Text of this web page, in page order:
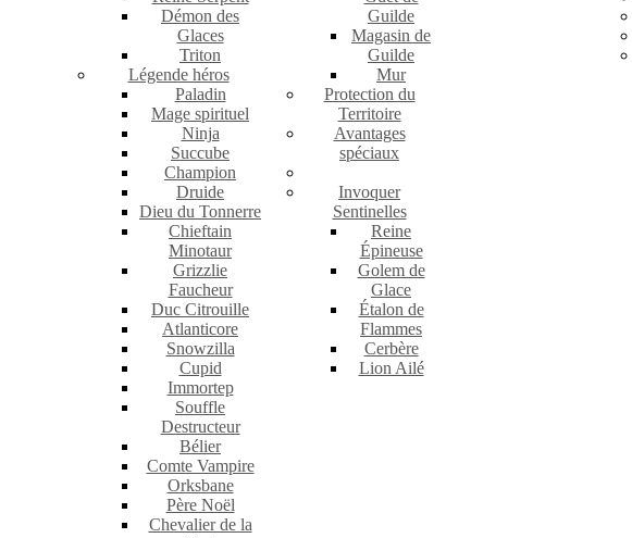
Démon des
Glaces
Triton
Légende héros
Paladin
Mage spirituel
Ninja
Succube
Champion
Druide
Dieu du Tonnerre
Chieftain
Minotaur
Grizzlie
Faucheur
Duc Citrouille
Atlanticore
Snowzilla
Cupid
Immortep
Souffle
Destructeur
Bélier
Comte Vampire
Orksbane
Père Noël
Chevalier de la
Guilde
Magasin de
Guilde
Mur
Protection du
Territoire
Avantages
spéciaux
Invoquer
Sentinelles
Reine
Épineuse
Golem de
Glace
Étalon de
Flammes
Cerbère
Lion Ailé